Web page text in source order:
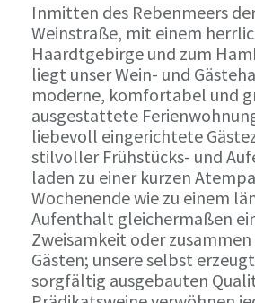
Inmitten des Rebenmeers
Weinstraße, mit einem
Haardtgebirge und zum
liegt unser Wein- und
moderne, komfortabel und
ausgestattete
liebevoll eingerichtete
stilvoller Frühstücks- und
laden zu einer kurzen
Wochenende wie zu einem
Aufenthalt gleichermaßen
Zweisamkeit oder
Gästen; unsere selbst
sorgfältig ausgebauten